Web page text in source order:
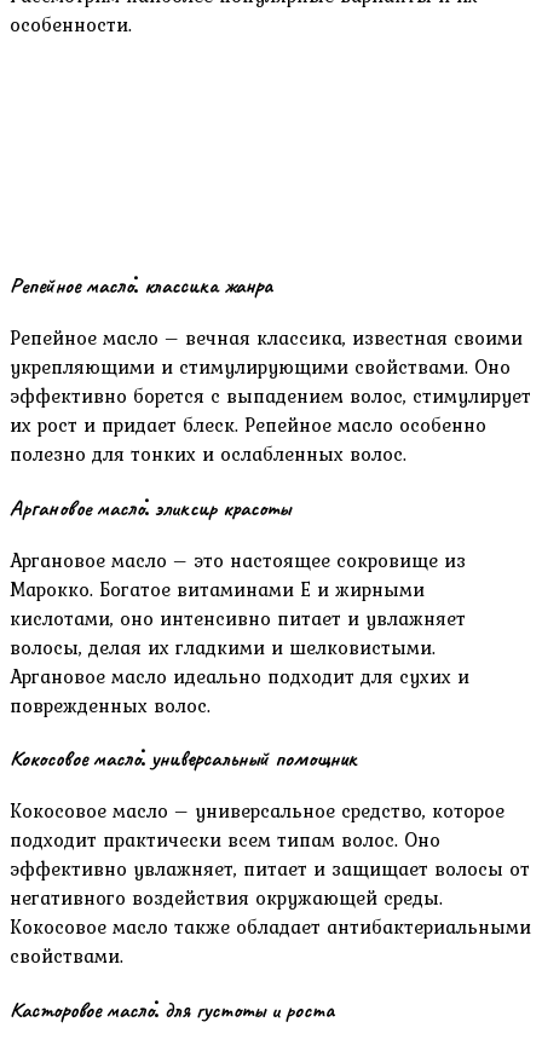
особенности.
Репейное масло⁚ классика жанра
Репейное масло – вечная классика‚ известная своими
укрепляющими и стимулирующими свойствами. Оно
эффективно борется с выпадением волос‚ стимулирует
их рост и придает блеск. Репейное масло особенно
полезно для тонких и ослабленных волос.
Аргановое масло⁚ эликсир красоты
Аргановое масло – это настоящее сокровище из
Марокко. Богатое витаминами Е и жирными
кислотами‚ оно интенсивно питает и увлажняет
волосы‚ делая их гладкими и шелковистыми.
Аргановое масло идеально подходит для сухих и
поврежденных волос.
Кокосовое масло⁚ универсальный помощник
Кокосовое масло – универсальное средство‚ которое
подходит практически всем типам волос. Оно
эффективно увлажняет‚ питает и защищает волосы от
негативного воздействия окружающей среды.
Кокосовое масло также обладает антибактериальными
свойствами.
Касторовое масло⁚ для густоты и роста